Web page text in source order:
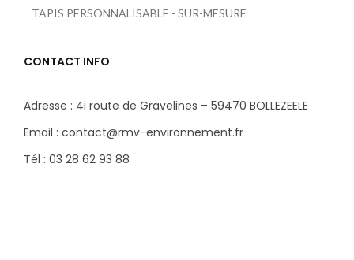
TAPIS PERSONNALISABLE - SUR-MESURE
CONTACT INFO
Adresse : 4i route de Gravelines – 59470 BOLLEZEELE
Email : contact@rmv-environnement.fr
Tél : 03 28 62 93 88